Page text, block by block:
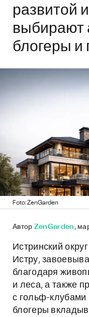
развитой
выбирают
блогеры и
Foto: ZenGarden
Автор ZenGarden ,
Истринский
Истру,
благодаря
и леса, а также
с гольф-
блогеры